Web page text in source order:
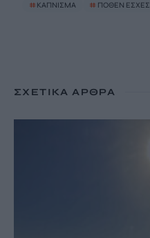
# ΚΑΠΝΙΣΜΑ # ΠΟΘΕΝ ΕΣΧΕΣ
ΣΧΕΤΙΚΆ ΆΡΘΡΑ